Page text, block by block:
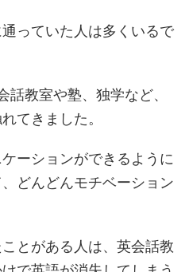
っていた人は多くいるで
話教室や塾、独学など、
てきました。
ーションができるように
どんどんモチベーション
とがある人は、英会話教